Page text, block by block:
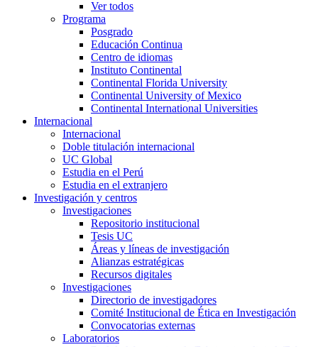
Ver todos
Programa
Posgrado
Educación Continua
Centro de idiomas
Instituto Continental
Continental Florida University
Continental University of Mexico
Continental International Universities
Internacional
Internacional
Doble titulación internacional
UC Global
Estudia en el Perú
Estudia en el extranjero
Investigación y centros
Investigaciones
Repositorio institucional
Tesis UC
Áreas y líneas de investigación
Alianzas estratégicas
Recursos digitales
Investigaciones
Directorio de investigadores
Comité Institucional de Ética en Investigación
Convocatorias externas
Laboratorios